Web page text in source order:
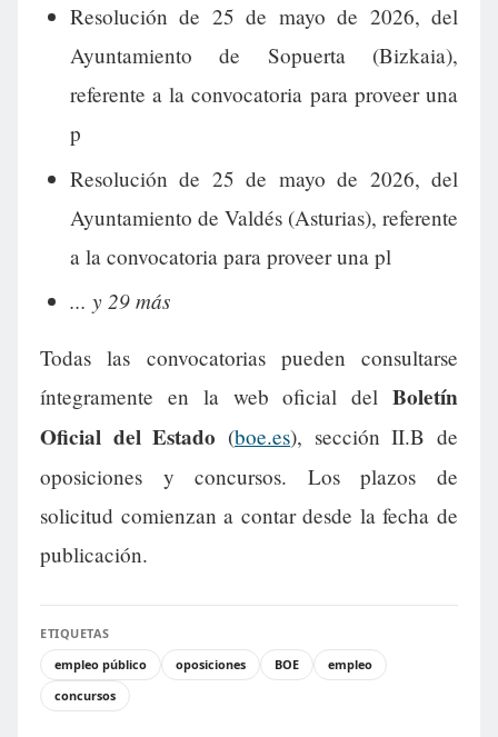
Resolución de 25 de mayo de 2026, del
Ayuntamiento de Sopuerta (Bizkaia),
referente a la convocatoria para proveer una
p
Resolución de 25 de mayo de 2026, del
Ayuntamiento de Valdés (Asturias), referente
a la convocatoria para proveer una pl
... y 29 más
Todas las convocatorias pueden consultarse
íntegramente en la web oficial del Boletín
Oficial del Estado (boe.es), sección II.B de
oposiciones y concursos. Los plazos de
solicitud comienzan a contar desde la fecha de
publicación.
ETIQUETAS
empleo público
oposiciones BOE
empleo
concursos